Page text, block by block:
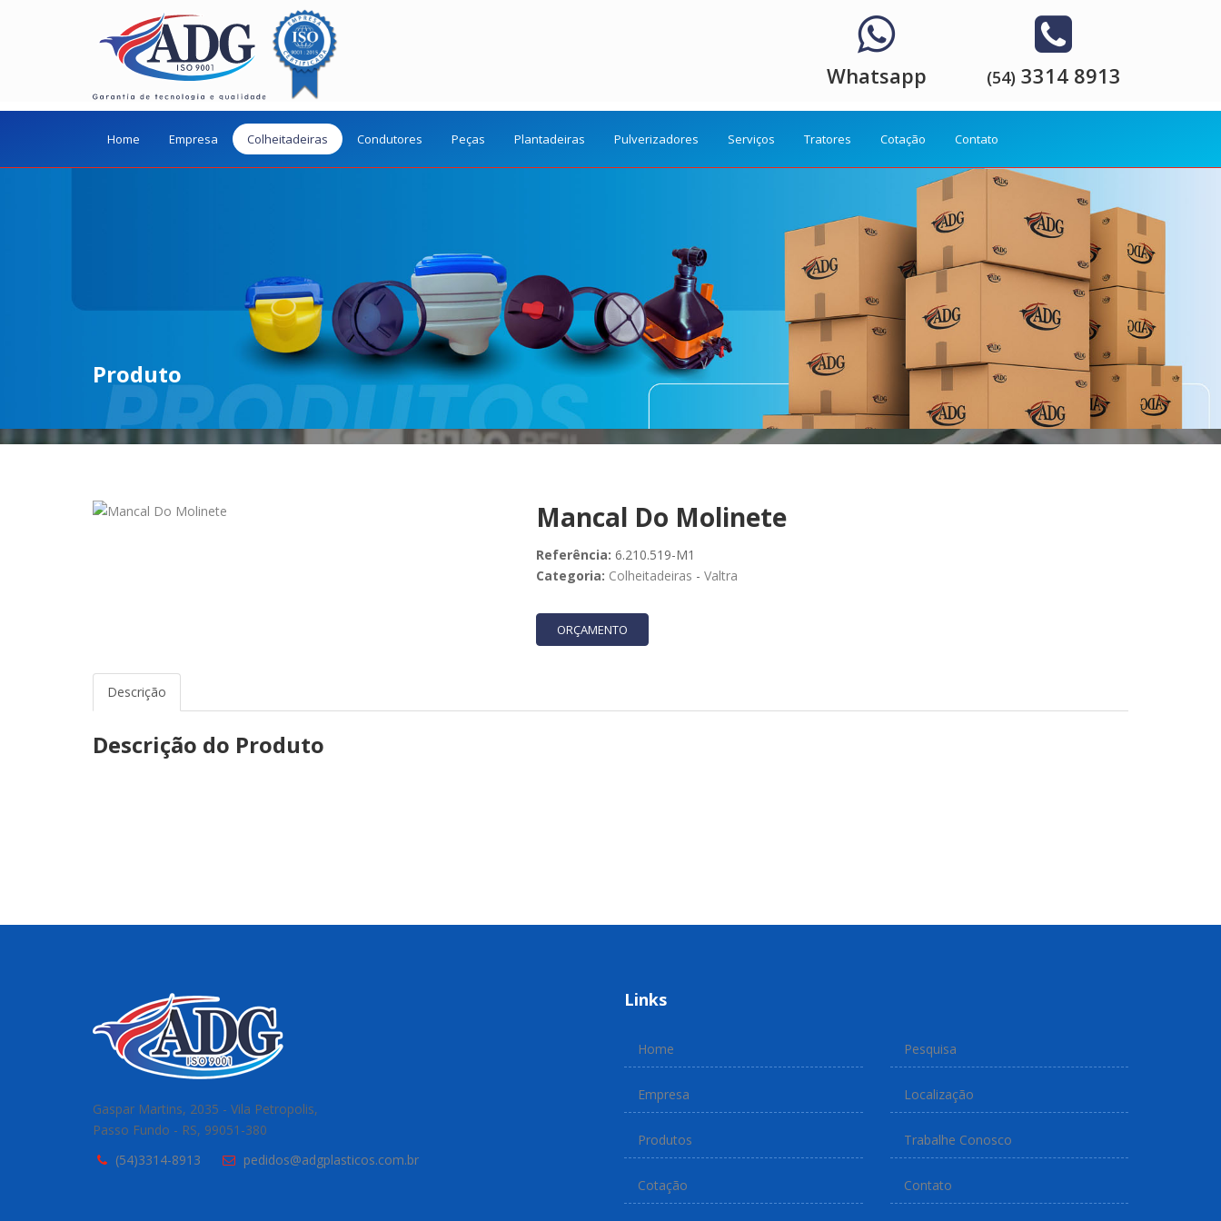
Whatsapp (54) 3314 8913
Home Empresa Colheitadeiras Condutores Peças Plantadeiras Pulverizadores Serviços Tratores Cotação Contato
Produto
Mancal Do Molinete
Referência: 6.210.519-M1
Categoria: Colheitadeiras - Valtra
ORÇAMENTO
Descrição
Descrição do Produto
Gaspar Martins, 2035 - Vila Petropolis,
Passo Fundo - RS, 99051-380
(54)3314-8913
pedidos@adgplasticos.com.br
Links
Home
Empresa
Produtos
Cotação
Pesquisa
Localização
Trabalhe Conosco
Contato